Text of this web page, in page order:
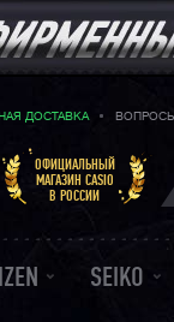
ДОСТАВКА
ОФИЦИАЛЬНЫЙ
МАГАЗИН CASIO
В РОССИИ
SEIKO